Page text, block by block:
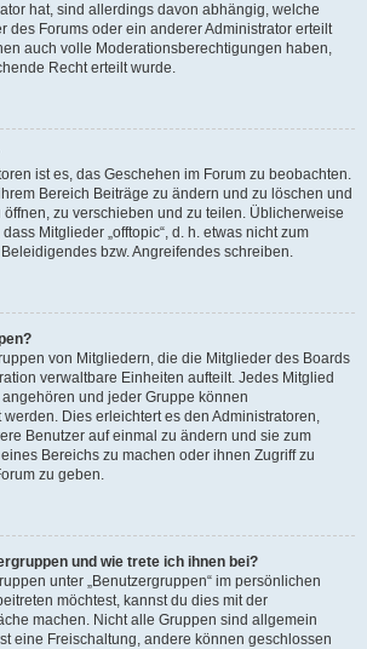
hat, sind allerdings davon abhängig, welche
des Forums oder ein anderer Administrator erteilt
auch volle Moderationsberechtigungen haben,
Recht erteilt wurde.
ist es, das Geschehen im Forum zu beobachten.
Bereich Beiträge zu ändern und zu löschen und
zu verschieben und zu teilen. Üblicherweise
Mitglieder „offtopic“, d. h. etwas nicht zum
bzw. Angreifendes schreiben.
von Mitgliedern, die die Mitglieder des Boards
verwaltbare Einheiten aufteilt. Jedes Mitglied
und jeder Gruppe können
Dies erleichtert es den Administratoren,
Benutzer auf einmal zu ändern und sie zum
Bereichs zu machen oder ihnen Zugriff zu
zu geben.
und wie trete ich ihnen bei?
unter „Benutzergruppen“ im persönlichen
möchtest, kannst du dies mit der
machen. Nicht alle Gruppen sind allgemein
eine Freischaltung, andere können geschlossen